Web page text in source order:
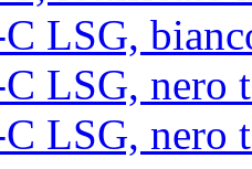
LSG,
LSG, nero
LSG, nero